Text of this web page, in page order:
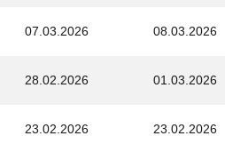
07.03.2026 08.03.2026
28.02.2026 01.03.2026
23.02.2026 23.02.2026